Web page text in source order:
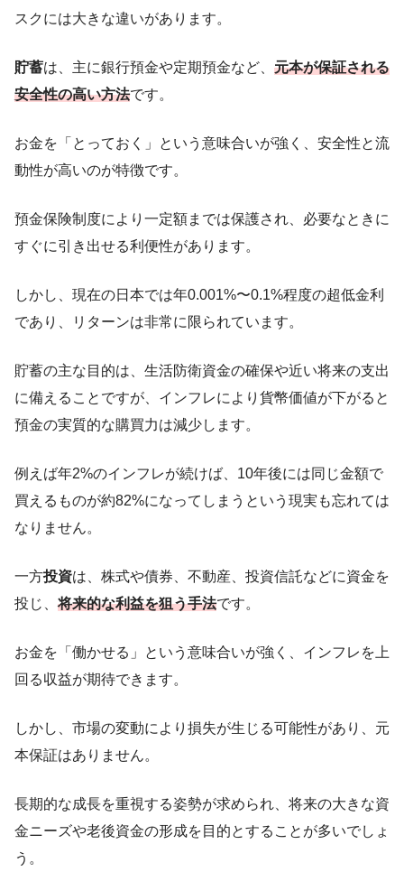
スクには大きな違いがあります。
貯蓄は、主に銀行預金や定期預金など、 元本が保証される
安全性の高い方法です。
お金を「とっておく」という意味合いが強く、安全性と流
動性が高いのが特徴です。
預金保険制度により一定額までは保護され、必要なときに
すぐに引き出せる利便性があります。
しかし、現在の日本では年0.001%〜0.1%程度の超低金利
であり、リターンは非常に限られています。
貯蓄の主な目的は、生活防衛資金の確保や近い将来の支出
に備えることですが、インフレにより貨幣価値が下がると
預金の実質的な購買力は減少します。
例えば年2%のインフレが続けば、10年後には同じ金額で
買えるものが約82%になってしまうという現実も忘れては
なりません。
一方投資は、株式や債券、不動産、投資信託などに資金を
投じ、将来的な利益を狙う手法です。
お金を「働かせる」という意味合いが強く、インフレを上
回る収益が期待できます。
しかし、市場の変動により損失が生じる可能性があり、元
本保証はありません。
長期的な成長を重視する姿勢が求められ、将来の大きな資
金ニーズや老後資金の形成を目的とすることが多いでしょ
う。